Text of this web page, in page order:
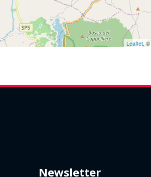
Leaflet, ©
Newsletter